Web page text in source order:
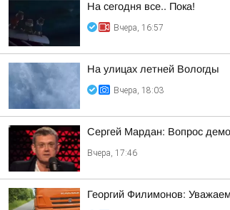
На сегодня все.. Пока!
Вчера, 16:57
На улицах летней Вологды
Вчера, 18:03
Сергей Мардан: Вопрос
Вчера, 17:46
Георгий Филимонов: